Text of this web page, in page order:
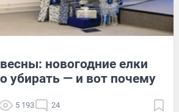
новогодние елки
убирать — и вот почему
5 193 24